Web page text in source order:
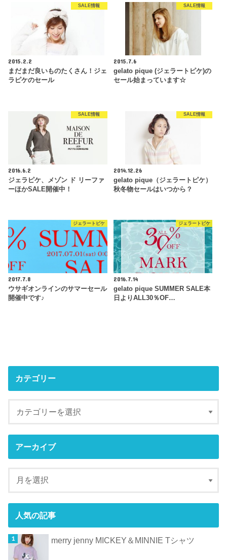
SALE情報
2015.2.2
まだまだ良いものたくさん！ジェ
ラピケのセール
SALE情報
2015.7.6
gelato pique (ジェラートピケ)の
セール始まっています☆
SALE情報
2016.6.2
ジェラピケ、メゾン ド リーファ
ーほかSALE開催中！
SALE情報
2014.12.26
gelato pique（ジェラートピケ）
秋冬物セールはいつから？
ジェラートピケ
2017.7.8
ウサギオンラインのサマーセール
開催中です♪
ジェラートピケ
2016.7.14
gelato pique SUMMER SALE本
日よりALL30％OF…
カテゴリー
アーカイブ
人気の記事
merry jenny MICKEY＆MINNIE Tシャツ